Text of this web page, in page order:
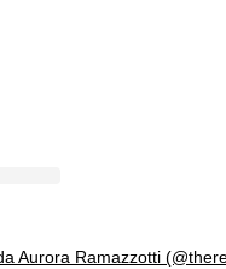
Aurora Ramazzotti